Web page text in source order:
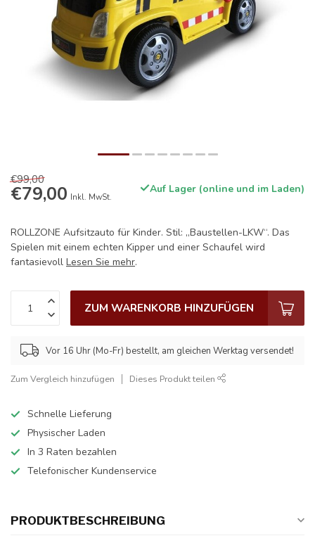
€99,00
€79,00 Inkl. MwSt.
Auf Lager (online und im Laden)
ROLLZONE Aufsitzauto für Kinder. Stil: „Baustellen-LKW“. Das
Spielen mit einem echten Kipper und einer Schaufel wird
fantasievoll Lesen Sie mehr.
ZUM WARENKORB HINZUFÜGEN
Vor 16 Uhr (Mo-Fr) bestellt, am gleichen Werktag versendet!
Zum Vergleich hinzufügen Dieses Produkt teilen
Schnelle Lieferung
Physischer Laden
In 3 Raten bezahlen
Telefonischer Kundenservice
PRODUKTBESCHREIBUNG